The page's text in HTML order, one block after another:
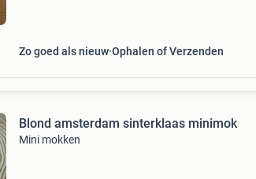
Zo goed als nieuw Ophalen of Verzenden
Blond amsterdam sinterklaas minimok
Mini mokken